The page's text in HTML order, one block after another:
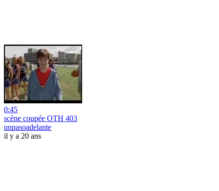
0:45
scène coupée OTH 403
unpasoadelante
il y a 20 ans